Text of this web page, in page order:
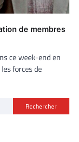
de membres
ce week-end en
forces de
Rechercher